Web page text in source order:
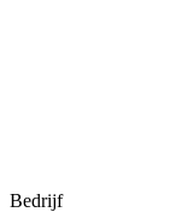
Bedrijf